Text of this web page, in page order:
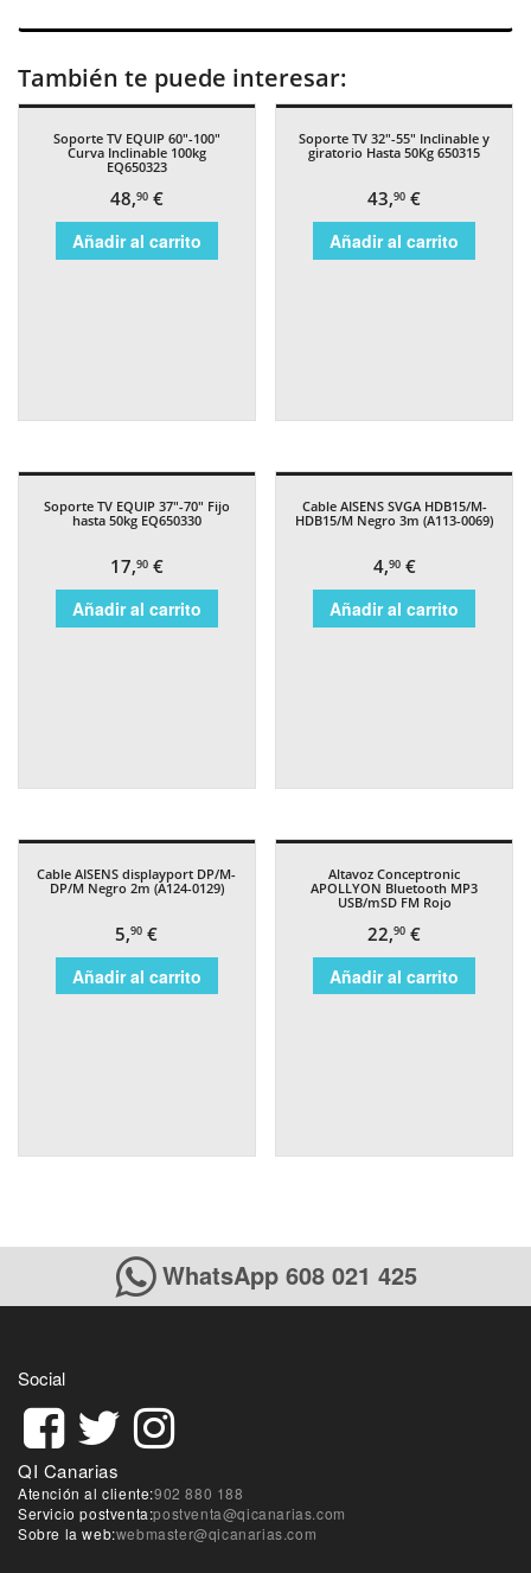
También te puede interesar:
Soporte TV EQUIP 60″-100″
Curva Inclinable 100kg
EQ650323
48,90€
Añadir al carrito
Soporte TV 32″-55″ Inclinable y
giratorio Hasta 50Kg 650315
43,90 €
Añadir al carrito
Soporte TV EQUIP 37″-70″ Fijo
hasta 50kg EQ650330
17,90€
Añadir al carrito
Cable AISENS SVGA HDB15/M-
HDB15/M Negro 3m (A113-0069)
4,90€
Añadir al carrito
Cable AISENS displayport DP/M-
DP/M Negro 2m (A124-0129)
5,90 €
Añadir al carrito
Altavoz Conceptronic
APOLLYON Bluetooth MP3
USB/mSD FM Rojo
22,90 €
Añadir al carrito
WhatsApp 608 021 425
Social
QI Canarias
Atención al cliente:902 880 188
Servicio postventa:postventa@qicanarias.com
Sobre la web:webmaster@qicanarias.com